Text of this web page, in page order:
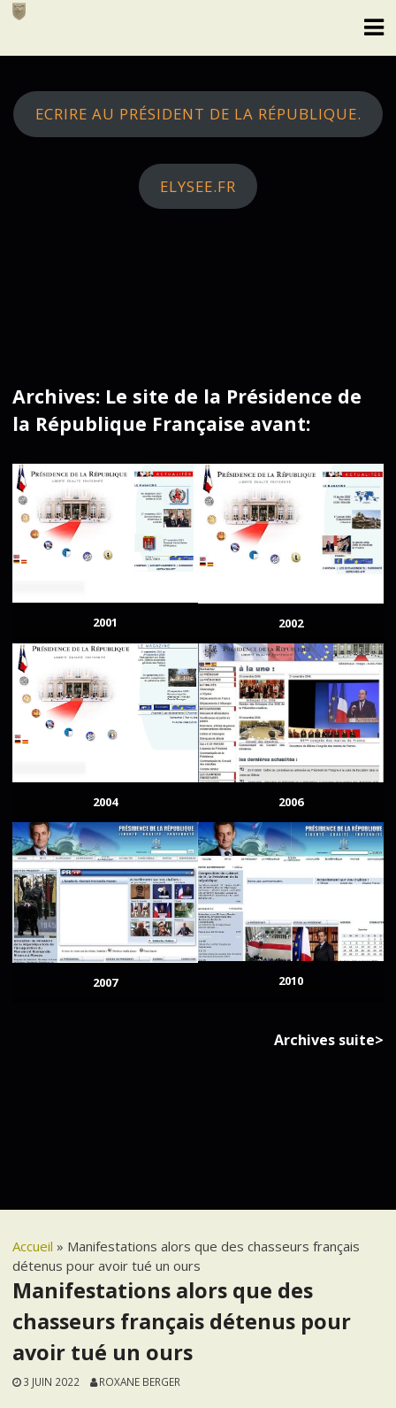
Skip
ECRIRE AU PRÉSIDENT DE LA RÉPUBLIQUE.
ELYSEE.FR
Archives: Le site de la Présidence de
la République Française avant:
2001 2002
2004 2006
2007 2010
Archives suite>
Accueil » Manifestations alors que des chasseurs français
détenus pour avoir tué un ours
Manifestations alors que des
chasseurs français détenus pour
avoir tué un ours
3 JUIN 2022 ROXANE BERGER